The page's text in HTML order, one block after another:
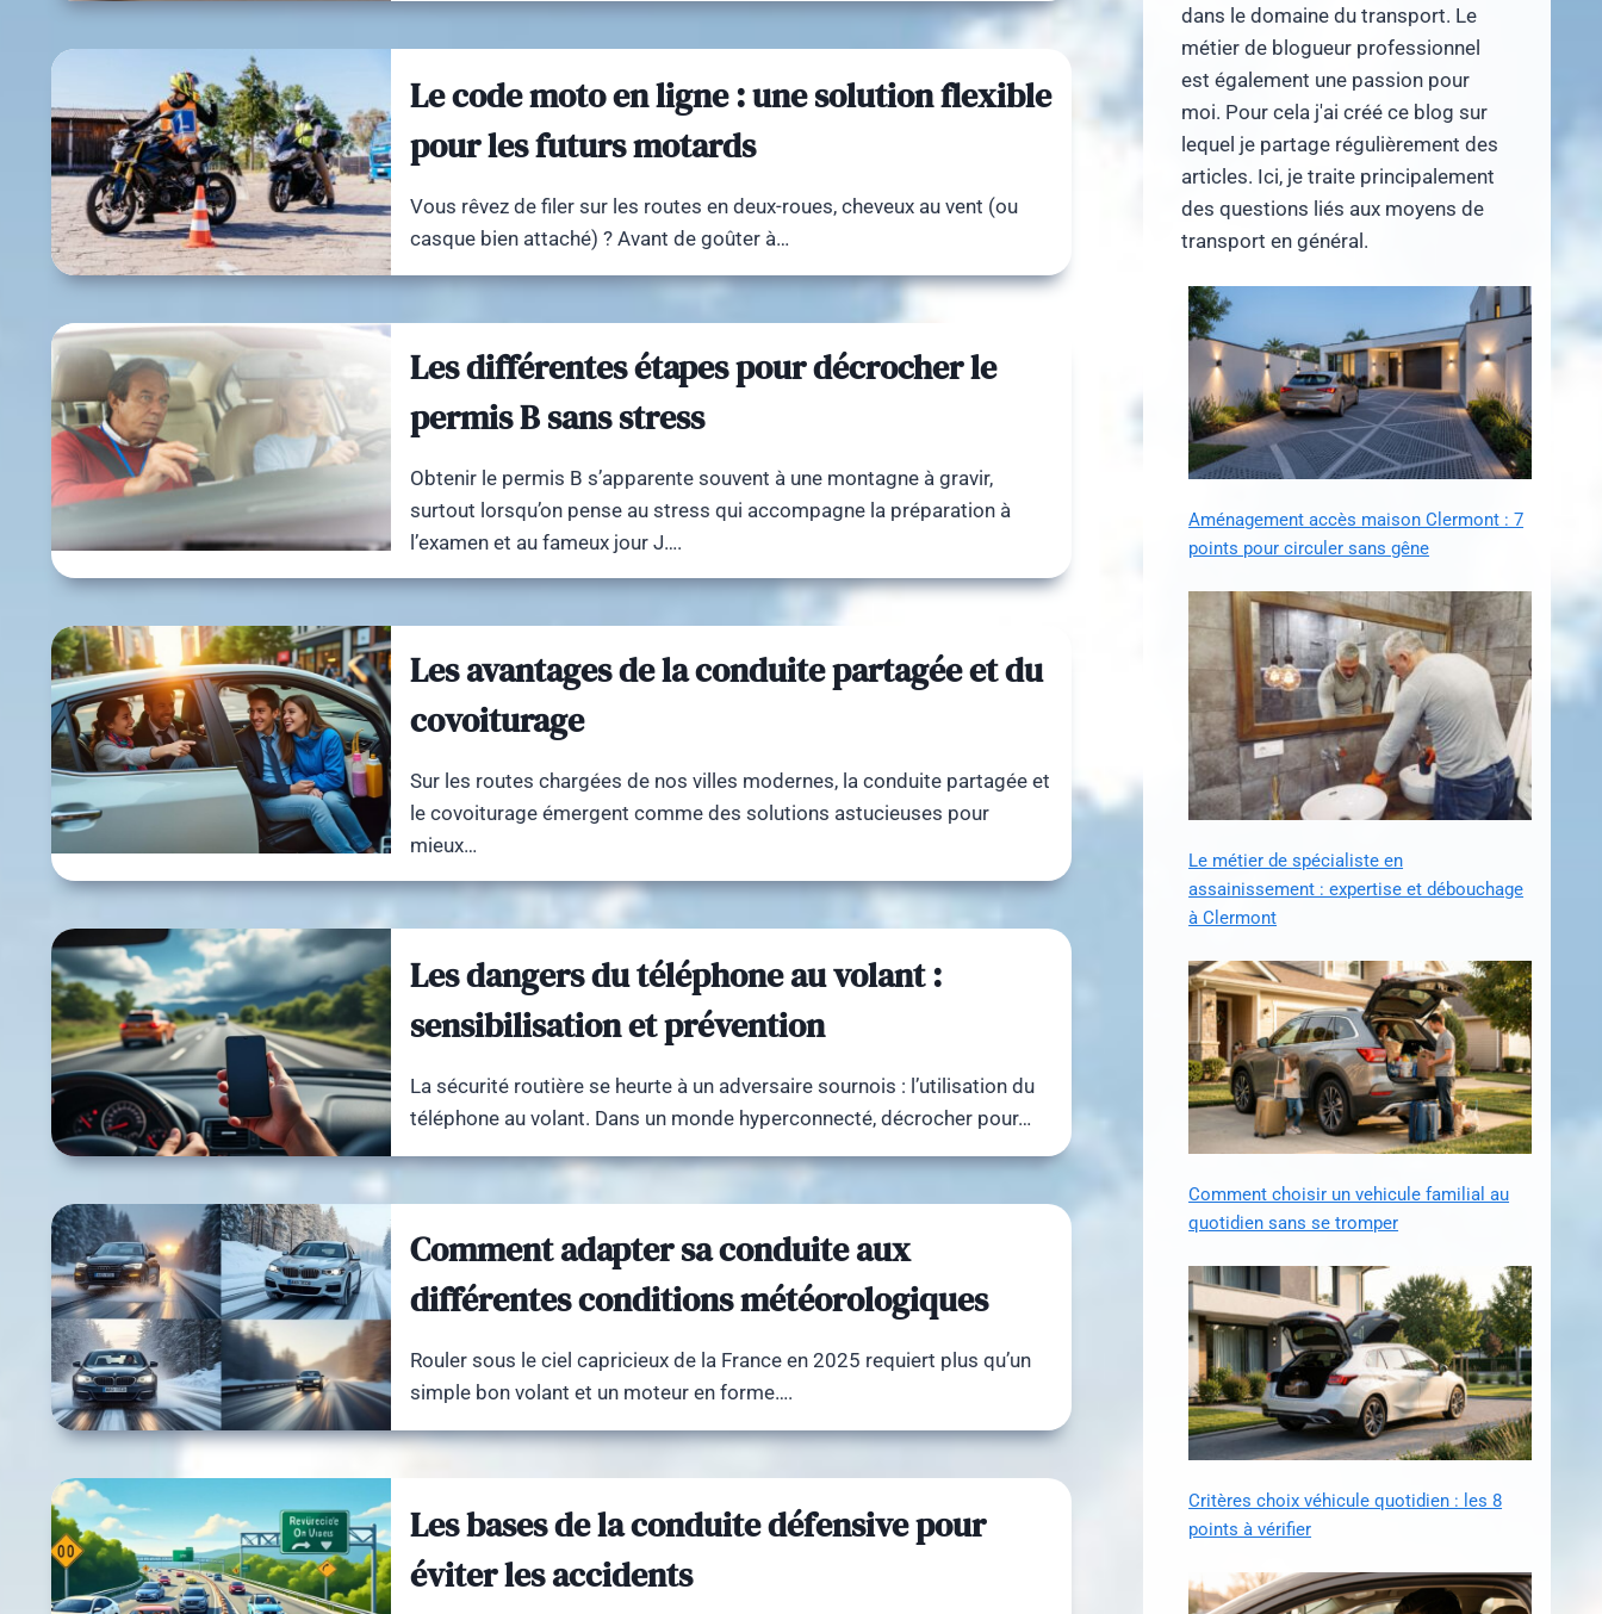
Le code moto en ligne : une solution flexible
pour les futurs motards
Vous rêvez de filer sur les routes en deux-roues, cheveux au vent (ou
casque bien attaché) ? Avant de goûter à…
Les différentes étapes pour décrocher le
permis B sans stress
Obtenir le permis B s’apparente souvent à une montagne à gravir,
surtout lorsqu’on pense au stress qui accompagne la préparation à
l’examen et au fameux jour J….
Les avantages de la conduite partagée et du
covoiturage
Sur les routes chargées de nos villes modernes, la conduite partagée et
le covoiturage émergent comme des solutions astucieuses pour
mieux…
Les dangers du téléphone au volant :
sensibilisation et prévention
La sécurité routière se heurte à un adversaire sournois : l’utilisation du
téléphone au volant. Dans un monde hyperconnecté, décrocher pour…
Comment adapter sa conduite aux
différentes conditions météorologiques
Rouler sous le ciel capricieux de la France en 2025 requiert plus qu’un
simple bon volant et un moteur en forme….
Les bases de la conduite défensive pour
éviter les accidents
dans le domaine du transport. Le
métier de blogueur professionnel
est également une passion pour
moi. Pour cela j'ai créé ce blog sur
lequel je partage régulièrement des
articles. Ici, je traite principalement
des questions liés aux moyens de
transport en général.
Aménagement accès maison Clermont : 7
points pour circuler sans gêne
Le métier de spécialiste en
assainissement : expertise et débouchage
à Clermont
Comment choisir un vehicule familial au
quotidien sans se tromper
Critères choix véhicule quotidien : les 8
points à vérifier